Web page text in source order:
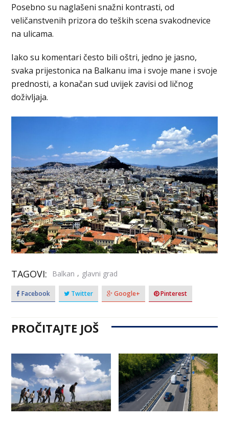
Posebno su naglašeni snažni kontrasti, od
veličanstvenih prizora do teških scena svakodnevice
na ulicama.
Iako su komentari često bili oštri, jedno je jasno,
svaka prijestonica na Balkanu ima i svoje mane i svoje
prednosti, a konačan sud uvijek zavisi od ličnog
doživljaja.
TAGOVI: Balkan , glavni grad
Facebook Twitter Google+ Pinterest
PROČITAJTE JOŠ